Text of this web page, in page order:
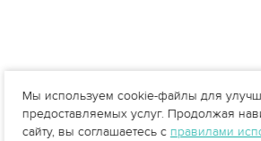
Мы используем cookie-файлы для
предоставляемых услуг. Продолжая
сайту, вы соглашаетесь с правилами